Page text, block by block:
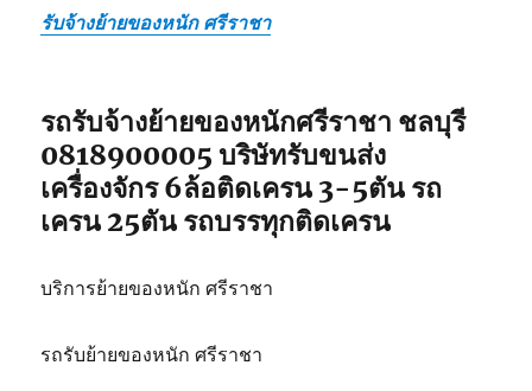
รับจ้างย้ายของหนัก ศรีราชา
รถรับจ้างย้ายของหนักศรีราชา ชลบุรี
0818900005 บริษัทรับขนส่ง
เครื่องจักร 6ล้อติดเครน 3-5ตัน รถ
เครน 25ตัน รถบรรทุกติดเครน
บริการย้ายของหนัก ศรีราชา
รถรับย้ายของหนัก ศรีราชา